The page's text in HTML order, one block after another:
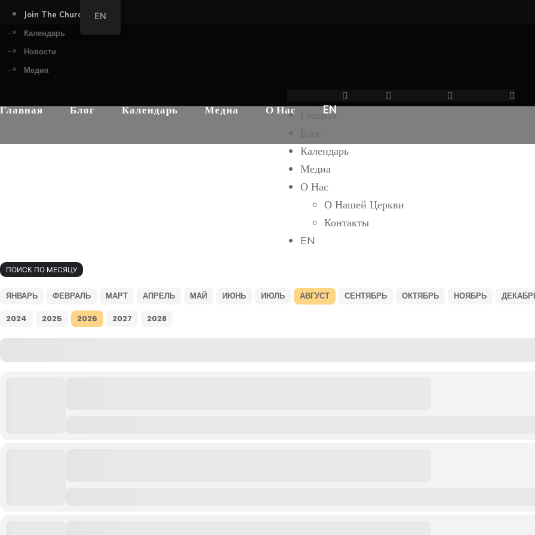
Join The Church
Календарь
Новости
Медиа
Главная Блог Календарь Медиа О Нас EN
Главная
Календарь
Медиа
О Нас
О Нашей Церкви
Контакты
EN
ПОИСК ПО МЕСЯЦУ
ЯНВАРЬ ФЕВРАЛЬ МАРТ АПРЕЛЬ МАЙ ИЮНЬ ИЮЛЬ АВГУСТ СЕНТЯБРЬ ОКТЯБРЬ НОЯБРЬ
2024
2025 2026 2027 2028
EN